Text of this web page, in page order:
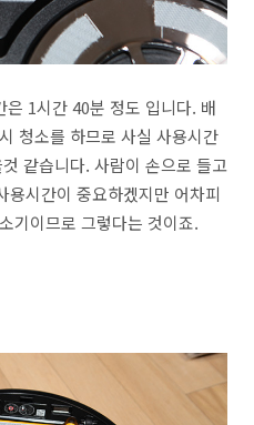
1시간 40분 정도 입니다. 배
청소를 하므로 사실 사용시간
같습니다. 사람이 손으로 들고
용시간이 중요하겠지만 어차피
기이므로 그렇다는 것이죠.